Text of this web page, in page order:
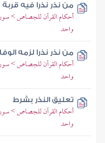
من نذر نذرا فيه قربة
أحكام القرآن للجصاص >
واحد
من نذر نذرا لزمه
أحكام القرآن للجصاص >
واحد
تعليق النذر بشرط
أحكام القرآن للجصاص >
واحد